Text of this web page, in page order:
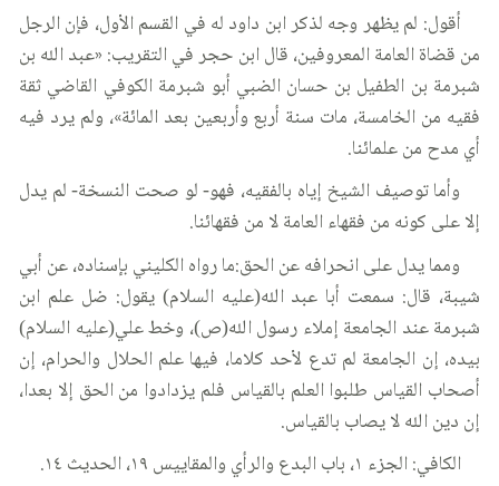
أقول: لم يظهر وجه لذكر ابن داود له في القسم الأول، فإن الرجل
من قضاة العامة المعروفين، قال ابن حجر في التقريب: «عبد الله بن
شبرمة بن الطفيل بن حسان الضبي أبو شبرمة الكوفي القاضي ثقة
فقيه من الخامسة، مات سنة أربع وأربعين بعد المائة»، ولم يرد فيه
أي مدح من علمائنا.
وأما توصيف الشيخ إياه بالفقيه، فهو- لو صحت النسخة- لم يدل
إلا على كونه من فقهاء العامة لا من فقهائنا.
ومما يدل على انحرافه عن الحق:ما رواه الكليني بإسناده، عن أبي
شيبة، قال: سمعت أبا عبد الله(عليه السلام) يقول: ضل علم ابن
شبرمة عند الجامعة إملاء رسول الله(ص)، وخط علي(عليه السلام)
بيده، إن الجامعة لم تدع لأحد كلاما، فيها علم الحلال والحرام، إن
أصحاب القياس طلبوا العلم بالقياس فلم يزدادوا من الحق إلا بعدا،
إن دين الله لا يصاب بالقياس.
الكافي: الجزء ١، باب البدع والرأي والمقاييس ١٩، الحديث ١٤.